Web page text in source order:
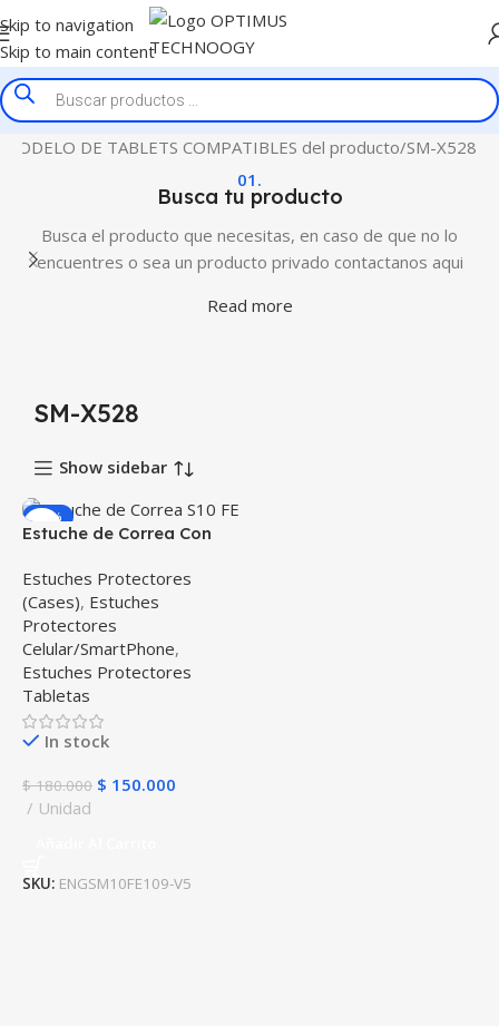
Skip to navigation
Skip to main content
MODELO DE TABLETS COMPATIBLES del producto SM-X528
01.
Busca tu producto
Busca el producto que necesitas, en caso de que no lo
encuentres o sea un producto privado contactanos aqui
Read more
SM-X528
Show sidebar
-17%
NEW
Estuche de Correa Con
Samsung Galaxy Tab S10
FE 10.9 Pulgadas
(2025/2026) SM-X520 /
SM-X526B / SM-X528
Estuches Protectores
(Cases), Estuches
Protectores
Celular/SmartPhone,
Estuches Protectores
Tabletas
In stock
$180.000 $ 150.000
Unidad
SKU: ENGSM10FE109-V5